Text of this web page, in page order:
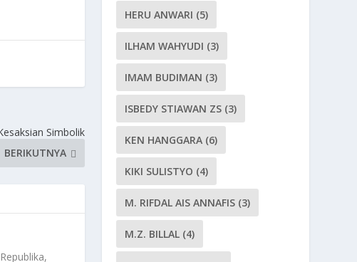
Simbolik
BERIKUTNYA
HERU ANWARI (5)
ILHAM WAHYUDI (3)
IMAM BUDIMAN (3)
ISBEDY STIAWAN ZS (3)
KEN HANGGARA (6)
KIKI SULISTYO (4)
M. RIFDAL AIS ANNAFIS (3)
M.Z. BILLAL (4)